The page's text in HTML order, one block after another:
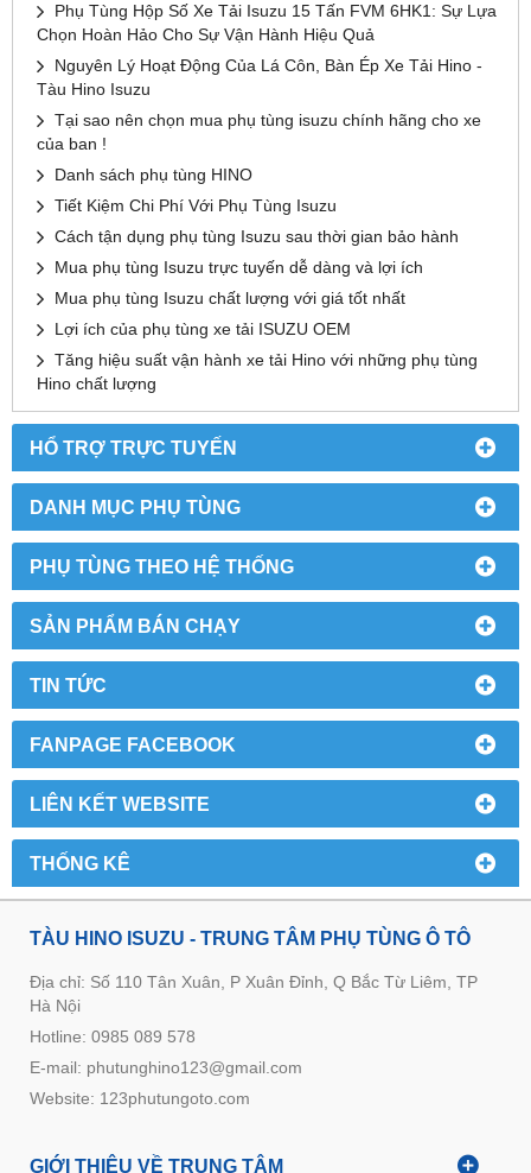
HỔ TRỢ TRỰC TUYẾN
DANH MỤC PHỤ TÙNG
PHỤ TÙNG THEO HỆ THỐNG
SẢN PHẨM BÁN CHẠY
TIN TỨC
FANPAGE FACEBOOK
LIÊN KẾT WEBSITE
THỐNG KÊ
Phụ Tùng Hộp Số Xe Tải Isuzu 15 Tấn FVM 6HK1: Sự Lựa
Chọn Hoàn Hảo Cho Sự Vận Hành Hiệu Quả
Nguyên Lý Hoạt Động Của Lá Côn, Bàn Ép Xe Tải Hino -
Tàu Hino Isuzu
Tại sao nên chọn mua phụ tùng isuzu chính hãng cho xe
của ban !
Danh sách phụ tùng HINO
Tiết Kiệm Chi Phí Với Phụ Tùng Isuzu
Cách tận dụng phụ tùng Isuzu sau thời gian bảo hành
Mua phụ tùng Isuzu trực tuyến dễ dàng và lợi ích
Mua phụ tùng Isuzu chất lượng với giá tốt nhất
Lợi ích của phụ tùng xe tải ISUZU OEM
Tăng hiệu suất vận hành xe tải Hino với những phụ tùng
Hino chất lượng
TÀU HINO ISUZU - TRUNG TÂM PHỤ TÙNG Ô TÔ
Địa chỉ: Số 110 Tân Xuân, P Xuân Đỉnh, Q Bắc Từ Liêm, TP
Hà Nội
Hotline: 0985 089 578
E-mail: phutunghino123@gmail.com
Website: 123phutungoto.com
GIỚI THIỆU VỀ TRUNG TÂM